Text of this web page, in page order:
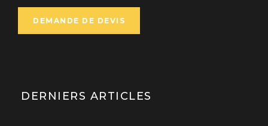
DERNIERS ARTICLES
DEMANDE DE DEVIS